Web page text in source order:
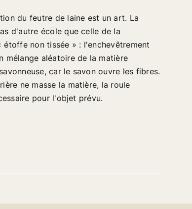
du feutre de laine est un art. La
d'autre école que celle de la
non tissée » : l'enchevêtrement
mélange aléatoire de la matière
car le savon ouvre les fibres.
ne masse la matière, la roule
pour l'objet prévu.